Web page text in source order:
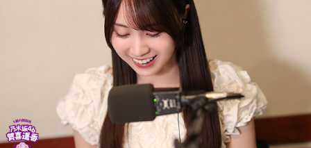
■イベント名:「安部礼司フェスティバル2017～飯野とサトミ
のウェディングパーティー～」
■会場: 日産 グローバル本社ギャラリー （神奈川県横浜市西区
高島1丁目1番1号）
■日時:2017年1月22日（日） 10時～20時予定
■出演:安部礼司、安部優、刈谷勇、飯野平太、南総サトミ、
大場嘉門、五十嵐明、姫川皐月、鞠谷アンジュ
いて思いました」と感想を述べ、競走生活を終えた馬たちが
新たな役割を得られる環境の大切さを実感したという。
また、菅井は競馬の仕事をきっかけにTCCの活動を知ったそ
うで、東京都内にある「BafunYasai TCC CAFE」にも訪れた
ことがあるという。そこで新鮮な野菜を味わったり馬関連グ
ッズを購入した経験を紹介し、店舗での利用が馬たちの支援
につながることから、興味を持った人へ足を運ぶことを呼び